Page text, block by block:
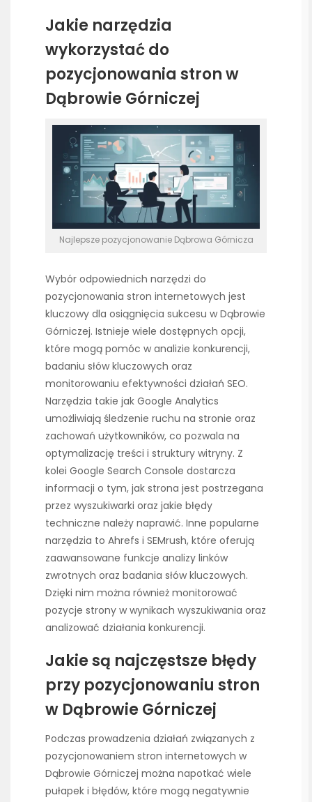
Jakie narzędzia
wykorzystać do
pozycjonowania stron w
Dąbrowie Górniczej
Najlepsze pozycjonowanie Dąbrowa Górnicza
Wybór odpowiednich narzędzi do
pozycjonowania stron internetowych jest
kluczowy dla osiągnięcia sukcesu w Dąbrowie
Górniczej. Istnieje wiele dostępnych opcji,
które mogą pomóc w analizie konkurencji,
badaniu słów kluczowych oraz
monitorowaniu efektywności działań SEO.
Narzędzia takie jak Google Analytics
umożliwiają śledzenie ruchu na stronie oraz
zachowań użytkowników, co pozwala na
optymalizację treści i struktury witryny. Z
kolei Google Search Console dostarcza
informacji o tym, jak strona jest postrzegana
przez wyszukiwarki oraz jakie błędy
techniczne należy naprawić. Inne popularne
narzędzia to Ahrefs i SEMrush, które oferują
zaawansowane funkcje analizy linków
zwrotnych oraz badania słów kluczowych.
Dzięki nim można również monitorować
pozycje strony w wynikach wyszukiwania oraz
analizować działania konkurencji.
Jakie są najczęstsze błędy
przy pozycjonowaniu stron
w Dąbrowie Górniczej
Podczas prowadzenia działań związanych z
pozycjonowaniem stron internetowych w
Dąbrowie Górniczej można napotkać wiele
pułapek i błędów, które mogą negatywnie